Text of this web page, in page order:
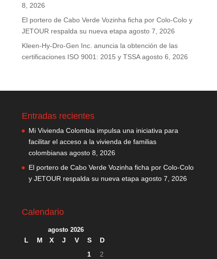
8, 2026
El portero de Cabo Verde Vozinha ficha por Colo-Colo y
JETOUR respalda su nueva etapa agosto 7, 2026
Kleen-Hy-Dro-Gen Inc. anuncia la obtención de las
certificaciones ISO 9001: 2015 y TSSA agosto 6, 2026
Entradas recientes
Mi Vivienda Colombia impulsa una iniciativa para
facilitar el acceso a la vivienda de familias
colombianas agosto 8, 2026
El portero de Cabo Verde Vozinha ficha por Colo-Colo
y JETOUR respalda su nueva etapa agosto 7, 2026
Calendario
agosto 2026
L M X J V S
D
1
2